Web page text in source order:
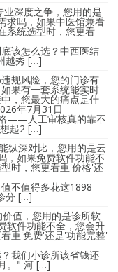
业深度之争，您用的是
求吗，如果中医馆兼看
系统选型时，您更看
该怎么选？中西医结
越秀 […]
规风险，您的门诊有
果有一套系统能实时
，您最大的痛点是什
年7月31日
——人工审核真的靠不
起2 […]
纵深对比，您用的是云
，如果免费软件功能不
时，您更看重'价格'还
不值得多花这1898
分 […]
值，您用的是诊所软
软件功能不全，您会升
重'免费'还是'功能完整'
我们小诊所该省钱还
。" 河 […]